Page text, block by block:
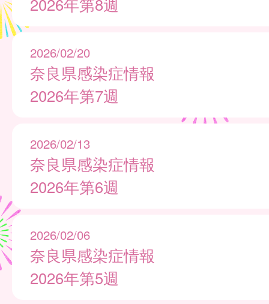
2026/02/20
奈良県感染症情報
2026年第7週
2026/02/13
奈良県感染症情報
2026年第6週
2026/02/06
奈良県感染症情報
2026年第5週